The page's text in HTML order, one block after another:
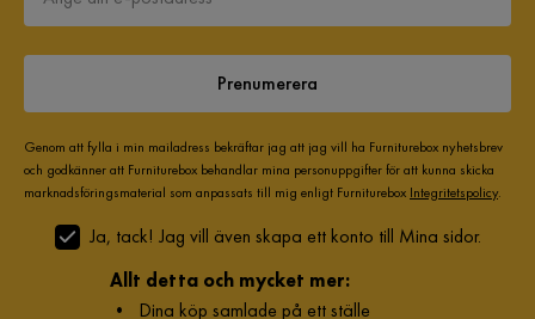
Prenumerera
Genom att fylla i min mailadress bekräftar jag att jag vill ha Furniturebox nyhetsbrev
och godkänner att Furniturebox behandlar mina personuppgifter för att kunna skicka
marknadsföringsmaterial som anpassats till mig enligt Furniturebox Integritetspolicy.
Ja, tack! Jag vill även skapa ett konto till Mina sidor.
Allt detta och mycket mer:
• Dina köp samlade på ett ställe